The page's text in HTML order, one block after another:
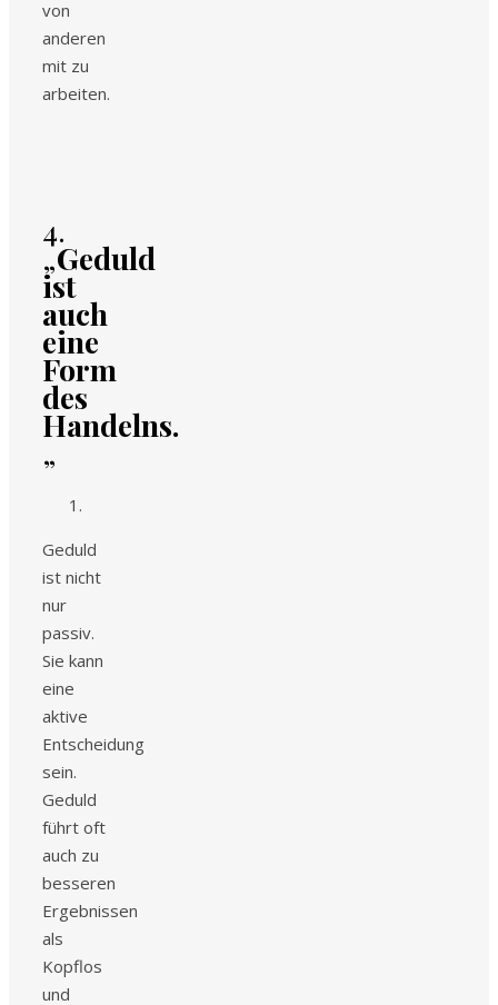
von
anderen
mit zu
arbeiten.
4.
„Geduld
ist
auch
eine
Form
des
Handelns.
„
Geduld
ist nicht
nur
passiv.
Sie kann
eine
aktive
Entscheidung
sein.
Geduld
führt oft
auch zu
besseren
Ergebnissen
als
Kopflos
und